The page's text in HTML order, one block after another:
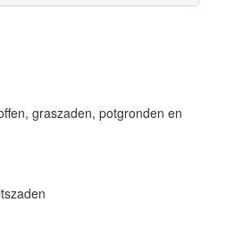
graszaden, potgronden en